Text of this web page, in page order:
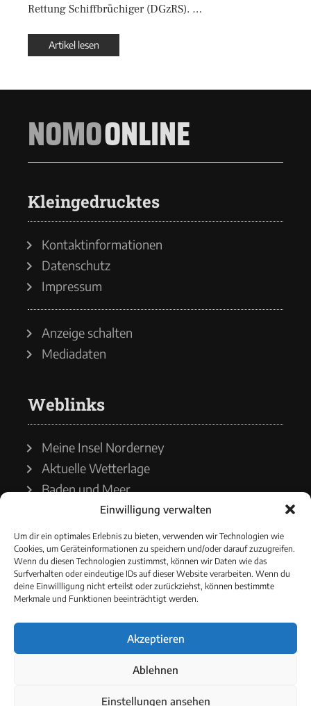
Einwilligung verwalten
Um dir ein optimales Erlebnis zu bieten, verwenden wir Technologien wie
Cookies, um Geräteinformationen zu speichern und/oder darauf zuzugreifen.
Wenn du diesen Technologien zustimmst, können wir Daten wie das
Surfverhalten oder eindeutige IDs auf dieser Website verarbeiten. Wenn du
deine Einwillligung nicht erteilst oder zurückziehst, können bestimmte
Merkmale und Funktionen beeinträchtigt werden.
Akzeptieren
Ablehnen
Einstellungen ansehen
Rettung Schiffbrüchiger (DGzRS). …
Artikel lesen
NOMOONLINE
Kleingedrucktes
Kontaktinformationen
Datenschutz
Impressum
Anzeige schalten
Mediadaten
Weblinks
Meine Insel Norderney
Aktuelle Wetterlage
Baden und Meer
Wetterdienst
Wasserstände
Schiffsverkehr